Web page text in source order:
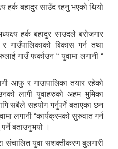
हर्क बहादुर साउँद रहनु भएको थियो
हर्क बहादुर साउदले बरोजगार
र गाउँपालिकाको बिकास गर्न तथा
गाउँ फर्काउन “ युवामा लगानी “
आफु र गाउापालिका तयार रहेको
लागी युवाहरुको अहम भुमिका
सबैले सहयोग गर्नुपर्ने बताएका छन
लगानी “कार्यक्रमको सुरुवात गर्न
बताउनुभयो ।
संचालित युवा सशक्तीकरण बुलगारी